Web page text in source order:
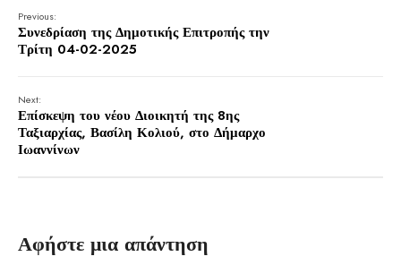
Previous:
Συνεδρίαση της Δημοτικής Επιτροπής την
Τρίτη 04-02-2025
Next:
Επίσκεψη του νέου Διοικητή της 8ης
Ταξιαρχίας, Βασίλη Κολιού, στο Δήμαρχο
Ιωαννίνων
Αφήστε μια απάντηση